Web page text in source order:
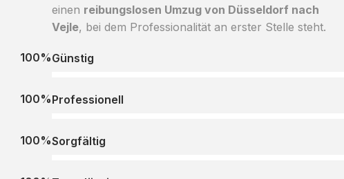
einen reibungslosen Umzug von Düsseldorf nach
Vejle, bei dem Professionalität an erster Stelle steht.
Günstig
100%
Professionell
100%
Sorgfältig
100%